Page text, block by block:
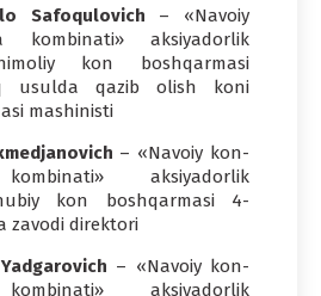
Safoqulovich – «Navoiy
kombinati» aksiyadorlik
kon boshqarmasi
usulda qazib olish koni
mashinisti
– «Navoiy kon-
aksiyadorlik
kon boshqarmasi 4-
zavodi direktori
– «Navoiy kon-
aksiyadorlik